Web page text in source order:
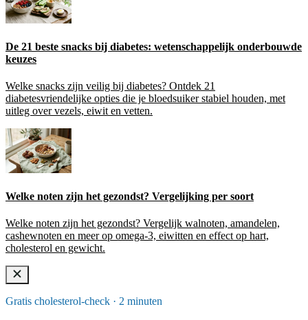
De 21 beste snacks bij diabetes: wetenschappelijk onderbouwde
keuzes
Welke snacks zijn veilig bij diabetes? Ontdek 21
diabetesvriendelijke opties die je bloedsuiker stabiel houden, met
uitleg over vezels, eiwit en vetten.
Welke noten zijn het gezondst? Vergelijking per soort
Welke noten zijn het gezondst? Vergelijk walnoten, amandelen,
cashewnoten en meer op omega-3, eiwitten en effect op hart,
cholesterol en gewicht.
Gratis cholesterol-check · 2 minuten